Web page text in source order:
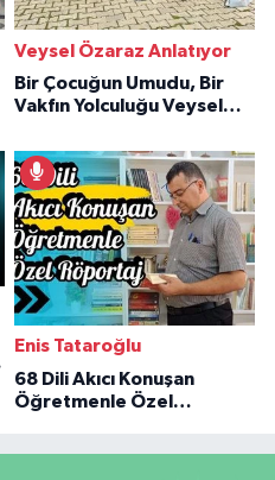
Veysel Özaraz Anlatıyor
Bir Çocuğun Umudu, Bir
Vakfın Yolculuğu Veysel
Enis Tataroğlu
68 Dili Akıcı Konuşan
Öğretmenle Özel